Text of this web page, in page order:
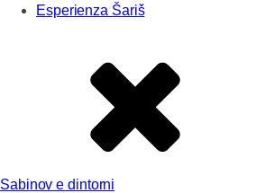
Esperienza Šariš
Sabinov e dintorni